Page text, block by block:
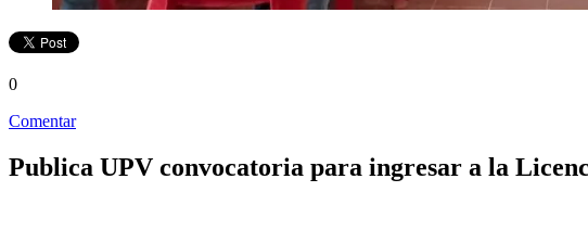
0
Comentar
Publica UPV convocatoria para ingresar a la